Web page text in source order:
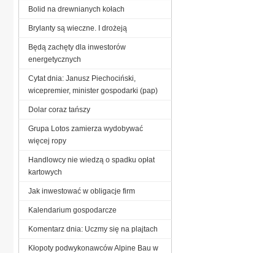
Bolid na drewnianych kołach
Brylanty są wieczne. I drożeją
Będą zachęty dla inwestorów
energetycznych
Cytat dnia: Janusz Piechociński,
wicepremier, minister gospodarki (pap)
Dolar coraz tańszy
Grupa Lotos zamierza wydobywać
więcej ropy
Handlowcy nie wiedzą o spadku opłat
kartowych
Jak inwestować w obligacje firm
Kalendarium gospodarcze
Komentarz dnia: Uczmy się na plajtach
Kłopoty podwykonawców Alpine Bau w